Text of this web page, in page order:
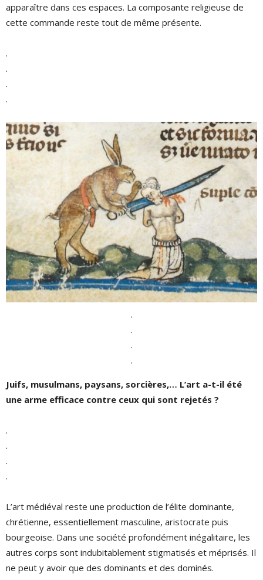
apparaître dans ces espaces. La composante religieuse de
cette commande reste tout de même présente.
.
.
.
.
.
.
.
.
Juifs, musulmans, paysans, sorcières,… L’art a-t-il été
une arme efficace contre ceux qui sont rejetés ?
.
.
.
.
L’art médiéval reste une production de l’élite dominante,
chrétienne, essentiellement masculine, aristocrate puis
bourgeoise. Dans une société profondément inégalitaire, les
autres corps sont indubitablement stigmatisés et méprisés. Il
ne peut y avoir que des dominants et des dominés.